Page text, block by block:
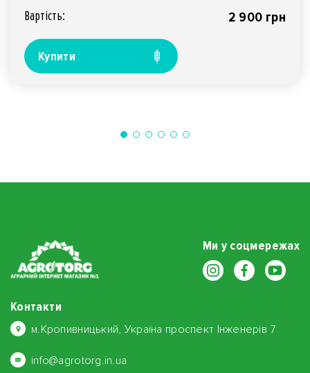
Вартiсть: 2 900 грн
Купити
Ми у соцмережах
Контакти
м.Кропивницький, Україна проспект Інженерів 7
info@agrotorg.in.ua